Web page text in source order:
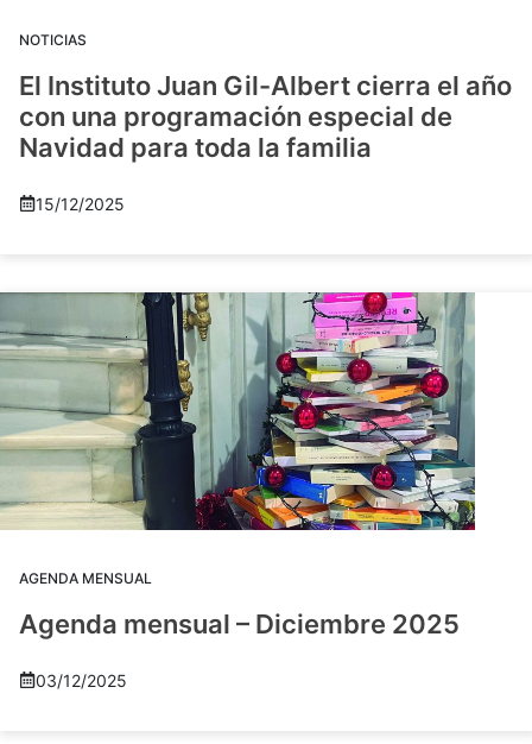
NOTICIAS
El Instituto Juan Gil-Albert cierra el año
con una programación especial de
Navidad para toda la familia
15/12/2025
AGENDA MENSUAL
Agenda mensual – Diciembre 2025
03/12/2025